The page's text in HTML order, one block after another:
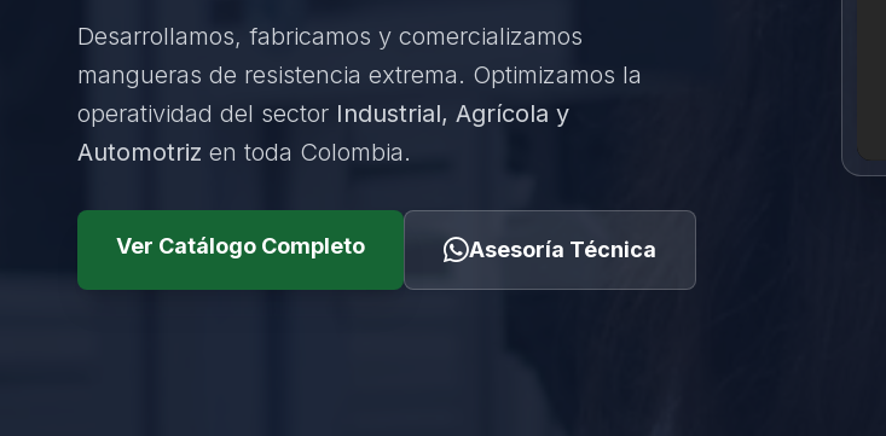
Desarrollamos, fabricamos y comercializamos
mangueras de resistencia extrema. Optimizamos la
operatividad del sector Industrial, Agrícola y
Automotriz en toda Colombia.
Ver Catálogo Completo Asesoría Técnica